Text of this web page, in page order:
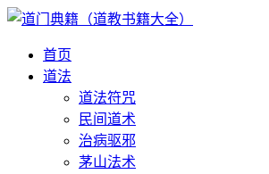
首页
道法
道法符咒
民间道术
治病驱邪
茅山法术